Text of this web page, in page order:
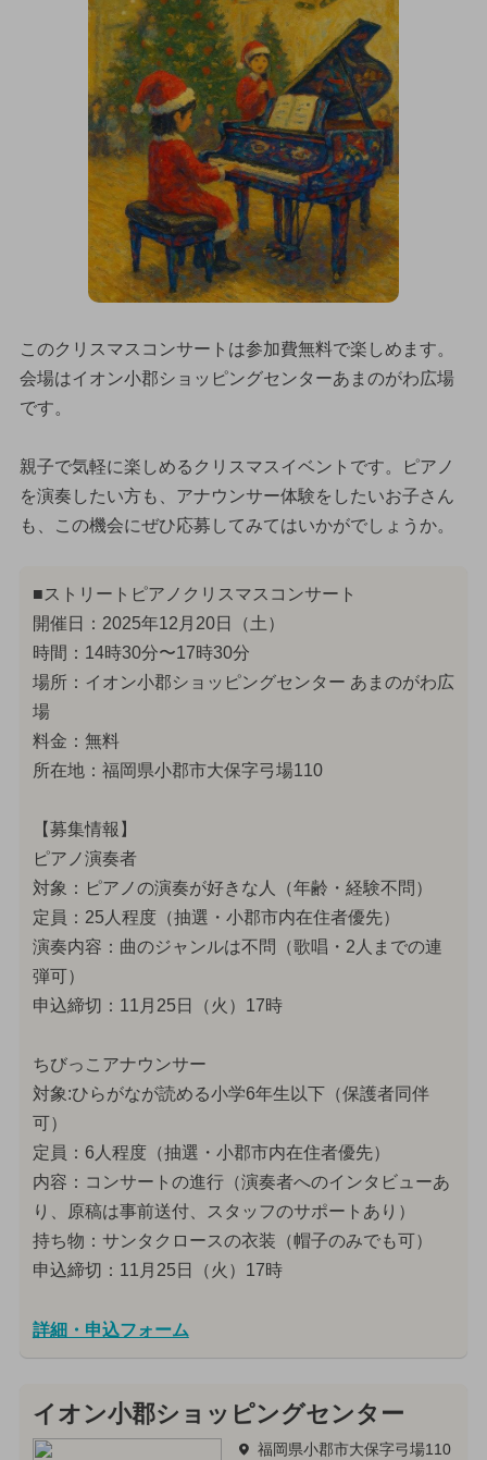
このクリスマスコンサートは参加費無料で楽しめます。
会場はイオン小郡ショッピングセンターあまのがわ広場
です。
親子で気軽に楽しめるクリスマスイベントです。ピアノ
を演奏したい方も、アナウンサー体験をしたいお子さん
も、この機会にぜひ応募してみてはいかがでしょうか。
■ストリートピアノクリスマスコンサート
開催日：2025年12月20日（土）
時間：14時30分〜17時30分
場所：イオン小郡ショッピングセンター あまのがわ広
場
料金：無料
所在地：福岡県小郡市大保字弓場110
【募集情報】
ピアノ演奏者
対象：ピアノの演奏が好きな人（年齢・経験不問）
定員：25人程度（抽選・小郡市内在住者優先）
演奏内容：曲のジャンルは不問（歌唱・2人までの連
弾可）
申込締切：11月25日（火）17時
ちびっこアナウンサー
対象:ひらがなが読める小学6年生以下（保護者同伴
可）
定員：6人程度（抽選・小郡市内在住者優先）
内容：コンサートの進行（演奏者へのインタビューあ
り、原稿は事前送付、スタッフのサポートあり）
持ち物：サンタクロースの衣装（帽子のみでも可）
申込締切：11月25日（火）17時
詳細・申込フォーム
イオン小郡ショッピングセンター
福岡県小郡市大保字弓場110